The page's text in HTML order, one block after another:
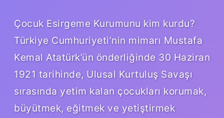
Çocuk Esirgeme Kurumunu kim kurdu?
Türkiye Cumhuriyeti’nin mimarı Mustafa
Kemal Atatürk’ün önderliğinde 30 Haziran
1921 tarihinde, Ulusal Kurtuluş Savaşı
sırasında yetim kalan çocukları korumak,
büyütmek, eğitmek ve yetiştirmek